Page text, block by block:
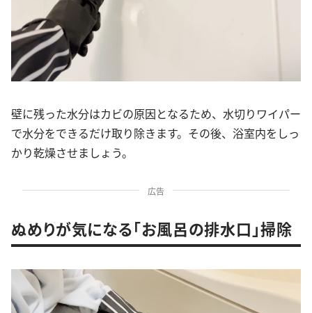
壁に残った水分はカビの原因となるため、水切りワイパー
で水分をできるだけ取り除きます。その後、浴室内をしっ
かり乾燥させましょう。
広告
ぬめりが気になる「お風呂の排水口」掃除